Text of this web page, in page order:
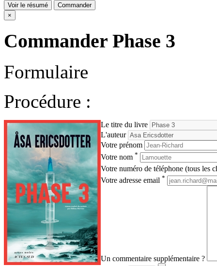
Voir le résumé
Commander
×
Commander Phase 3
Formulaire
Procédure :
Le titre du livre
L'auteur
Votre prénom
Votre nom *
Votre numéro de téléphone (tous les
Votre adresse email *
Un commentaire supplémentaire ?